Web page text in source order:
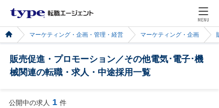
MENU
マーケティング・企画・管理・経営 マーケティング・企画
販売促進・プロモーション／その他電気･電子･機
械関連の転職・求人・中途採用一覧
公開中の求人 1 件